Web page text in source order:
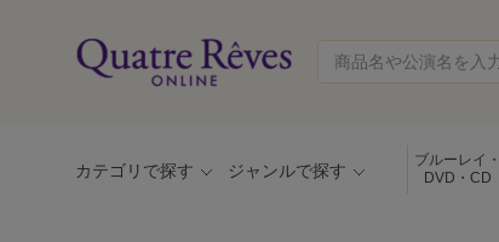
カテゴリで探す ジャンルで探す
ブルーレイ・
DVD・CD